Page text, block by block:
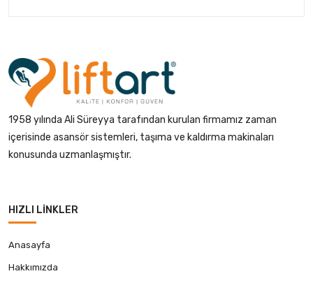
1958 yılında Ali Süreyya tarafından kurulan firmamız zaman
içerisinde asansör sistemleri, taşıma ve kaldırma makinaları
konusunda uzmanlaşmıştır.
HIZLI LINKLER
Anasayfa
Hakkımızda